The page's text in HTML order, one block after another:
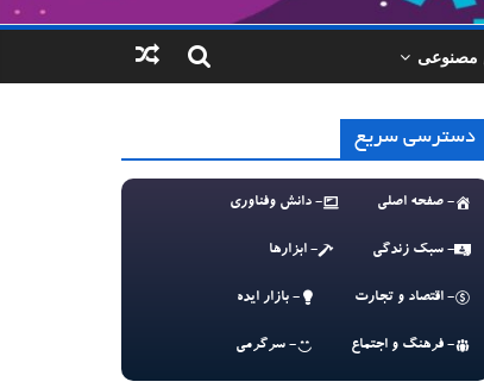
مصنوعی
دسترسی سریع
- صفحه اصلی - دانش وفناوری
- سبک زندگی - ابزارها
- اقتصاد و تجارت - بازار ایده
- فرهنگ و اجتماع - سرگرمی